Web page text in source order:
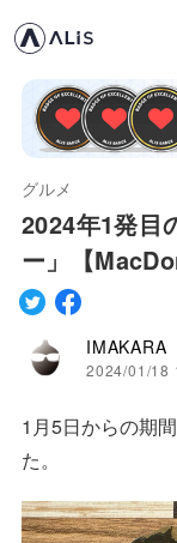
グルメ
2024年1発目
ー」【
IMAKARA
2024/01/18
1月5日からの期
た。